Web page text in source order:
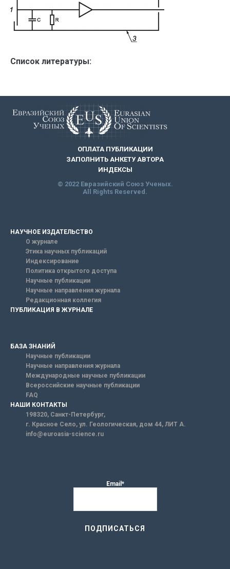
Список литературы:
ОПЛАТА ПУБЛИКАЦИИ
ЗАПОЛНИТЬ АНКЕТУ АВТОРА
ИНДЕКСЫ
© 2022 Евразийский Союз Ученых.
All Rights Reserved.
НАУЧНОЕ ИЗДАТЕЛЬСТВО
О журнале
Этика научных публикаций
Индексирование
Политика открытого доступа
Научные публикации
Научные направления журнала
Редакционная коллегия
ПУБЛИКАЦИЯ В ЖУРНАЛЕ
БАЗА ЗНАНИЙ
Научные публикации
Научные направления журнала
Международные научные публикации
Всероссийские научные публикации
FAQ
НАШИ КОНТАКТЫ
198320, Санкт-Петербург,
г. Красное Село, ул. Геологическая, дом 44, ЛИТ А.
info@euroasia-science.ru
Email*